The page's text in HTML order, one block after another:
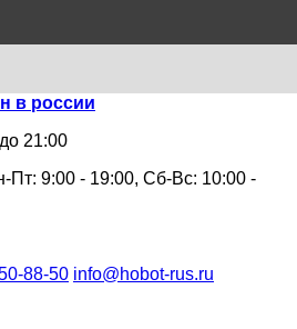
в россии
21:00
Пт: 9:00 - 19:00, Сб-Вс: 10:00 -
88-50 info@hobot-rus.ru